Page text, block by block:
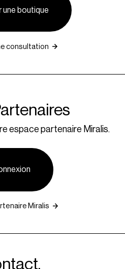
une boutique
consultation
espace partenaire Miralis.
Miralis